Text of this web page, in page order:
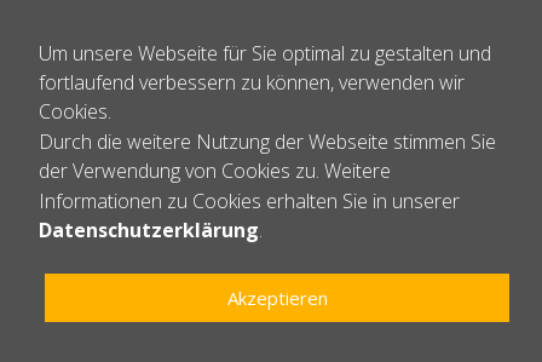
Newsletter
Newsletter abonnieren
Um unsere Webseite für Sie optimal zu gestalten und
fortlaufend verbessern zu können, verwenden wir
Cookies.
Durch die weitere Nutzung der Webseite stimmen Sie
der Verwendung von Cookies zu. Weitere
Informationen zu Cookies erhalten Sie in unserer
Datenschutzerklärung.
Akzeptieren